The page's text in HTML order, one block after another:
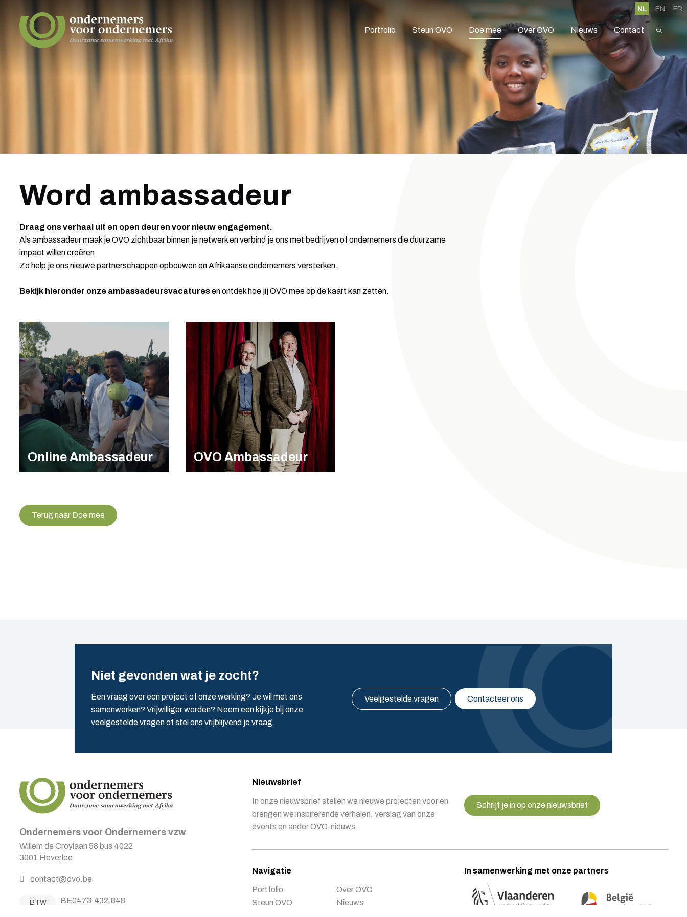
NL EN FR
Portfolio Steun OVO Doe mee Over OVO Nieuws Contact
Word ambassadeur
Draag ons verhaal uit en open deuren voor nieuw engagement.
Als ambassadeur maak je OVO zichtbaar binnen je netwerk en verbind je ons met bedrijven of ondernemers die duurzame
impact willen creëren.
Zo help je ons nieuwe partnerschappen opbouwen en Afrikaanse ondernemers versterken.
Bekijk hieronder onze ambassadeursvacaturesen ontdek hoe jij OVO mee op de kaart kan zetten.
Online Ambassadeur OVO Ambassadeur
Terug naar Doe mee
Niet gevonden wat je zocht?
Een vraag over een project of onze werking? Je wil met ons
samenwerken? Vrijwilliger worden? Neem een kijkje bij onze
veelgestelde vragen of stel ons vrijblijvend je vraag.
Veelgestelde vragen Contacteer ons
Ondernemers voor Ondernemers vzw
Willem de Croylaan 58 bus 4022
3001 Heverlee
contact@ovo.be
BTW BE0473.432.848
Nieuwsbrief
In onze nieuwsbrief stellen we nieuwe projecten voor en
brengen we inspirerende verhalen, verslag van onze
events en ander OVO-nieuws.
Schrijf je in op onze nieuwsbrief
Navigatie
Portfolio
Steun OVO
Over OVO
Nieuws
In samenwerking met onze partners